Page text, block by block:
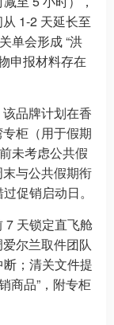
1-2 天延长至
单会形成 “洪
申报材料存在
品牌计划在香
柜（用于假期
未考虑公共假
与公共假期衔
促销启动日。
7 天锁定直飞舱
尔兰取件团队
；清关文件提
商品”，附专柜